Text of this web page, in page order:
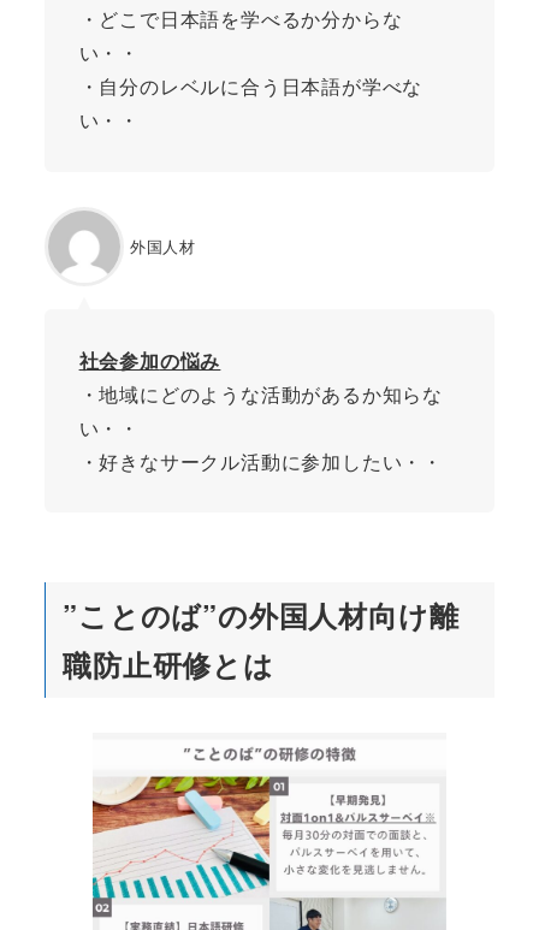
・どこで日本語を学べるか分からな
い・・
・自分のレベルに合う日本語が学べな
い・・
外国人材
社会参加の悩み
・地域にどのような活動があるか知らな
い・・
・好きなサークル活動に参加したい・・
”ことのば”の外国人材向け離
職防止研修とは